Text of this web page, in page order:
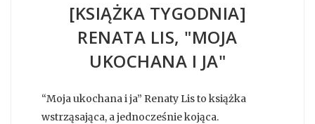
[KSIĄŻKA TYGODNIA]
RENATA LIS, "MOJA
UKOCHANA I JA"
“Moja ukochana i ja” Renaty Lis to książka
wstrząsająca, a jednocześnie kojąca.